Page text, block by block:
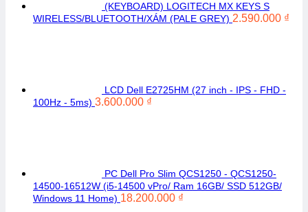
(KEYBOARD) LOGITECH MX KEYS S
WIRELESS/BLUETOOTH/XÁM (PALE GREY) 2.590.000 ₫
LCD Dell E2725HM (27 inch - IPS - FHD -
100Hz - 5ms) 3.600.000 ₫
PC Dell Pro Slim QCS1250 - QCS1250-
14500-16512W (i5-14500 vPro/ Ram 16GB/ SSD 512GB/
Windows 11 Home) 18.200.000 ₫